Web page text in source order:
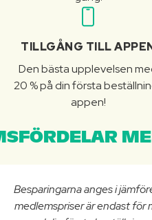
TILLGÅNG TILL
Den bästa upplevelsen
20 % på din första
appen!
Besparingarna anges i
medlemspriser är endast för